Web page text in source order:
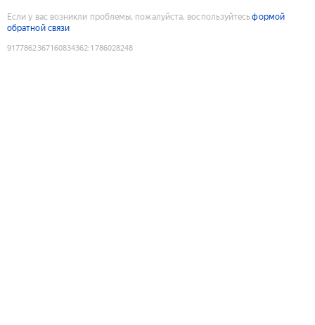
Если у вас возникли проблемы, пожалуйста, воспользуйтесьформой
обратной связи
9177862367160834362:1786028248